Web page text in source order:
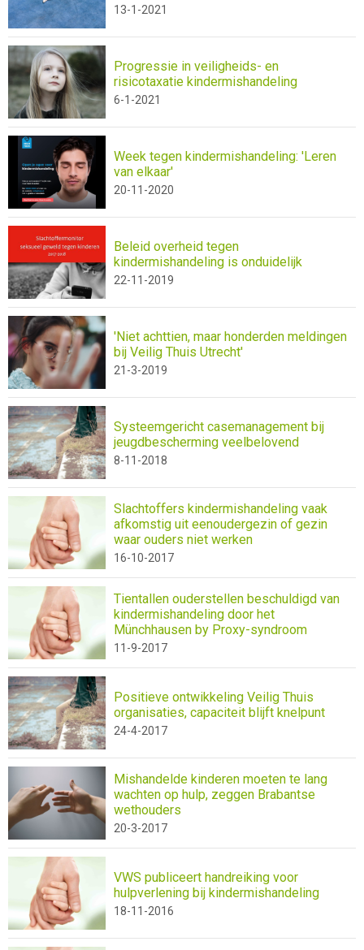
13-1-2021
Progressie in veiligheids- en
risicotaxatie kindermishandeling
6-1-2021
Week tegen kindermishandeling: 'Leren
van elkaar'
20-11-2020
Beleid overheid tegen
kindermishandeling is onduidelijk
22-11-2019
'Niet achttien, maar honderden meldingen
bij Veilig Thuis Utrecht'
21-3-2019
Systeemgericht casemanagement bij
jeugdbescherming veelbelovend
8-11-2018
Slachtoffers kindermishandeling vaak
afkomstig uit eenoudergezin of gezin
waar ouders niet werken
16-10-2017
Tientallen ouderstellen beschuldigd van
kindermishandeling door het
Münchhausen by Proxy-syndroom
11-9-2017
Positieve ontwikkeling Veilig Thuis
organisaties, capaciteit blijft knelpunt
24-4-2017
Mishandelde kinderen moeten te lang
wachten op hulp, zeggen Brabantse
wethouders
20-3-2017
VWS publiceert handreiking voor
hulpverlening bij kindermishandeling
18-11-2016